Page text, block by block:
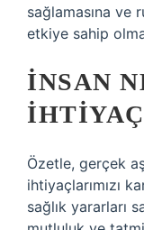
sağlamasına ve
etkiye sahip
İNSAN
Özetle, gerçek
ihtiyaçlarımızı
sağlık yararları